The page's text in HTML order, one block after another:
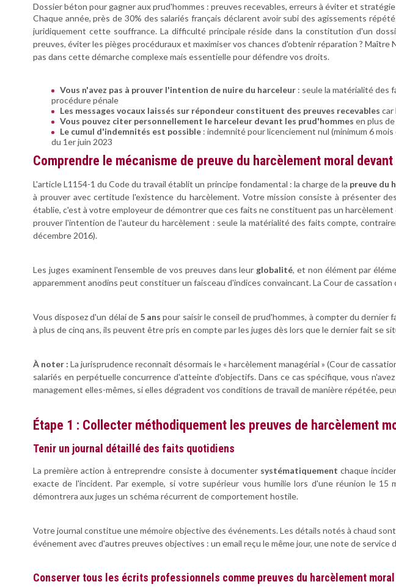
Dossier béton pour gagner aux prud'hommes : preuves recevables, erreurs à éviter et
Chaque année, près de 30% des salariés français déclarent avoir subi des agissements
juridiquement cette souffrance. La difficulté principale réside dans la constitution d'un
preuves, éviter les pièges procéduraux et maximiser vos chances d'obtenir réparation ?
pas dans cette démarche complexe mais essentielle pour défendre vos droits.
Vous n'avez pas à prouver l'intention de nuire du harceleur : seule la matérialité des
procédure pénale
Les messages vocaux laissés sur répondeur constituent des preuves recevables car
Vous pouvez citer personnellement le harceleur devant les prud'hommes en plus
Le cumul d'indemnités est possible : indemnité pour licenciement nul (minimum 6
du 1er juin 2023
Comprendre le mécanisme de preuve du harcèlement moral
L'article L1154-1 du Code du travail établit un principe fondamental : la charge de la preuve du
à prouver avec certitude l'existence du harcèlement. Votre mission consiste à présenter
établie, c'est à votre employeur de démontrer que ces faits ne constituent pas un
prouver l'intention de l'auteur du harcèlement : seule la matérialité des faits compte,
décembre 2016).
Les juges examinent l'ensemble de vos preuves dans leur globalité, et non élément par
apparemment anodins peut constituer un faisceau d'indices convaincant. La Cour de
Vous disposez d'un délai de 5 ans pour saisir le conseil de prud'hommes, à compter du
à plus de cinq ans, ils peuvent être pris en compte par les juges dès lors que le dernier fait se
À noter : La jurisprudence reconnaît désormais le « harcèlement managérial » (Cour de
salariés en perpétuelle concurrence d'atteinte d'objectifs. Dans ce cas spécifique, vous
management elles-mêmes, si elles dégradent vos conditions de travail de manière répétée,
Étape 1 : Collecter méthodiquement les preuves de harcèlement
Tenir un journal détaillé des faits quotidiens
La première action à entreprendre consiste à documenter systématiquement chaque
exacte de l'incident. Par exemple, si votre supérieur vous humilie lors d'une réunion le
démontrera aux juges un schéma récurrent de comportement hostile.
Votre journal constitue une mémoire objective des événements. Les détails notés à chaud
événement avec d'autres preuves objectives : un email reçu le même jour, une note de
Conserver tous les écrits professionnels comme preuves du harcèlement moral